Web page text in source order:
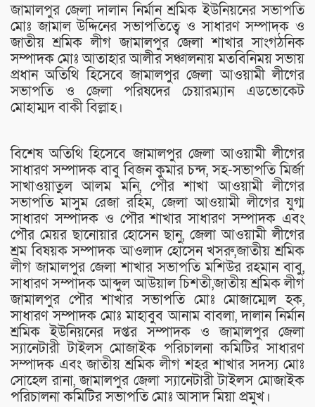
জামালপুর জেলা দালান নির্মান শ্রমিক ইউনিয়নের সভাপতি
মোঃ জামাল উদ্দিনের সভাপতিত্বে ও সাধারণ সম্পাদক ও
জাতীয় শ্রমিক লীগ জামালপুর জেলা শাখার সাংগঠনিক
সম্পাদক মোঃ আতাহার আলীর সঞ্চালনায় মতবিনিময় সভায়
প্রধান অতিথি হিসেবে জামালপুর জেলা আওয়ামী লীগের
সভাপতি ও জেলা পরিষদের চেয়ারম্যান এডভোকেট
মোহাম্মদ বাকী বিল্লাহ।
বিশেষ অতিথি হিসেবে জামালপুর জেলা আওয়ামী লীগের
সাধারণ সম্পাদক বাবু বিজন কুমার চন্দ, সহ-সভাপতি মির্জা
সাখাওয়াতুল আলম মনি, পৌর শাখা আওয়ামী লীগের
সভাপতি মাসুম রেজা রহিম, জেলা আওয়ামী লীগের যুগ্ম
সাধারণ সম্পাদক ও পৌর শাখার সাধারণ সম্পাদক এবং
পৌর মেয়র ছানোয়ার হোসেন ছানু, জেলা আওয়ামী লীগের
শ্রম বিষয়ক সম্পাদক আওলাদ হোসেন খসরু,জাতীয় শ্রমিক
লীগ জামালপুর জেলা শাখার সভাপতি মশিউর রহমান বাবু,
সাধারণ সম্পাদক আব্দুল আউয়াল চিশতী,জাতীয় শ্রমিক লীগ
জামালপুর পৌর শাখার সভাপতি মোঃ মোজাম্মেল হক,
সাধারণ সম্পাদক মোঃ মাহাবুব আনাম বাবলা, দালান নির্মান
শ্রমিক ইউনিয়নের দপ্তর সম্পাদক ও জামালপুর জেলা
স্যানেটারী টাইলস মোজাইক পরিচালনা কমিটির সাধারণ
সম্পাদক এবং জাতীয় শ্রমিক লীগ শহর শাখার সদস্য মোঃ
সোহেল রানা, জামালপুর জেলা স্যানেটারী টাইলস মোজাইক
পরিচালনা কমিটির সভাপতি মোঃ আসাদ মিয়া প্রমুখ।